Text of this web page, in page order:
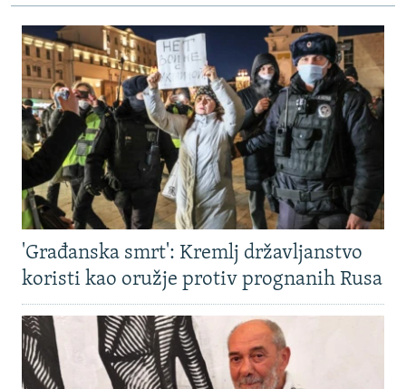
'Građanska smrt': Kremlj državljanstvo
koristi kao oružje protiv prognanih Rusa